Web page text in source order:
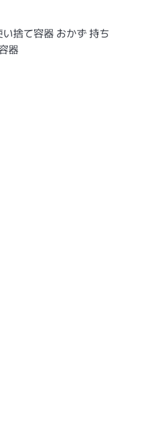
捨て容器 おかず 持ち
器